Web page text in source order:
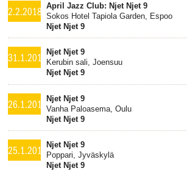
2.2.2018
April Jazz Club: Njet Njet 9
Sokos Hotel Tapiola Garden, Espoo
Njet Njet 9
31.1.2018Njet Njet 9
Kerubin sali, Joensuu
Njet Njet 9
26.1.2018Njet Njet 9
Vanha Paloasema, Oulu
Njet Njet 9
25.1.2018Njet Njet 9
Poppari, Jyväskylä
Njet Njet 9